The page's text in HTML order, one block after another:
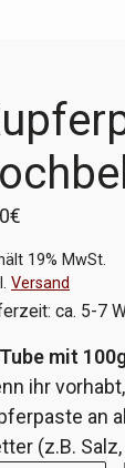
€
19% MwSt.
Versand
ca. 5-7
mit
ihr
an
(z.B.